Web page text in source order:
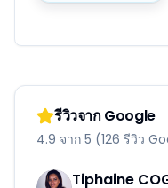
รีวิวจาก Google
4.9 จาก 5 (126 รีวิว
Tiphaine